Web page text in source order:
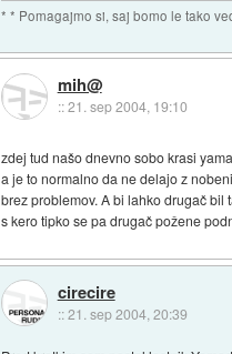
* * Pomagajmo si, saj bomo le tako
mih@
::21. sep 2004, 19:10
zdej tud našo dnevno sobo krasi
a je to normalno da ne delajo z
brez problemov. A bi lahko drugač
s kero tipko se pa drugač požene
cirecire
::21. sep 2004, 20:39